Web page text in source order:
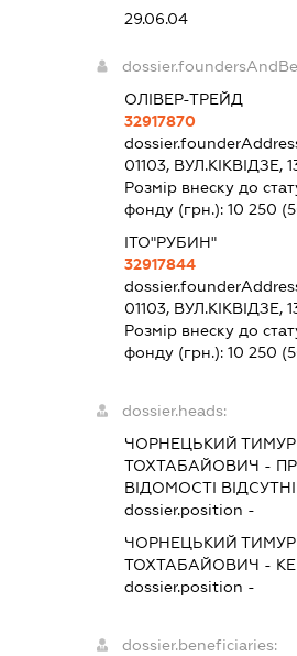
29.06.04
ОЛІВЕР-ТРЕЙД
32917870
01103, ВУЛ.КІКВІДЗЕ,
Розмір внеску до
фонду (грн.):10 250
ІТО"РУБИН"
32917844
01103, ВУЛ.КІКВІДЗЕ,
Розмір внеску до
фонду (грн.):10 250
dossier.heads:
ЧОРНЕЦЬКИЙ ТИМУР
ТОХТАБАЙОВИЧ -
ВІДОМОСТІ ВІДСУТНІ
dossier.position -
ЧОРНЕЦЬКИЙ ТИМУР
ТОХТАБАЙОВИЧ -
dossier.position -
dossier.beneficiaries: